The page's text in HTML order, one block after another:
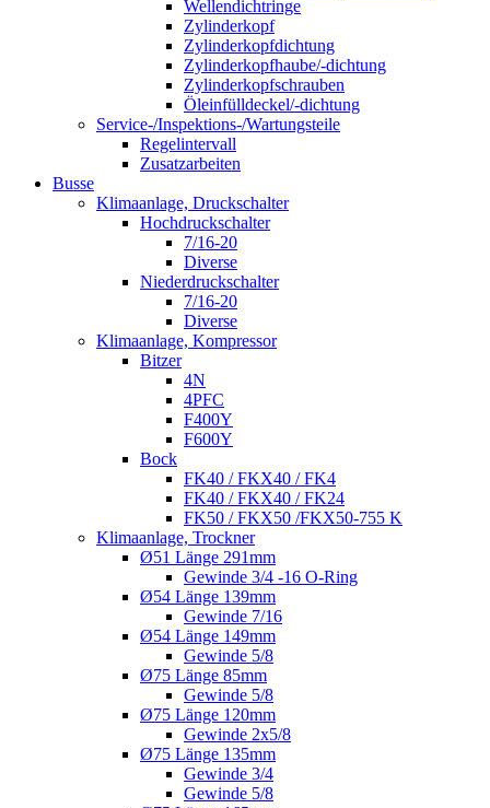
Wellendichtringe
Zylinderkopf
Zylinderkopfdichtung
Zylinderkopfhaube/-dichtung
Zylinderkopfschrauben
Öleinfülldeckel/-dichtung
Service-/Inspektions-/Wartungsteile
Regelintervall
Zusatzarbeiten
Busse
Klimaanlage, Druckschalter
Hochdruckschalter
7/16-20
Diverse
Niederdruckschalter
7/16-20
Diverse
Klimaanlage, Kompressor
Bitzer
4N
4PFC
F400Y
F600Y
Bock
FK40 / FKX40 / FK4
FK40 / FKX40 / FK24
FK50 / FKX50 /FKX50-755 K
Klimaanlage, Trockner
Ø51 Länge 291mm
Gewinde 3/4 -16 O-Ring
Ø54 Länge 139mm
Gewinde 7/16
Ø54 Länge 149mm
Gewinde 5/8
Ø75 Länge 85mm
Gewinde 5/8
Ø75 Länge 120mm
Gewinde 2x5/8
Ø75 Länge 135mm
Gewinde 3/4
Gewinde 5/8